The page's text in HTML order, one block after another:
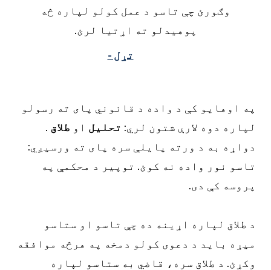
وګورئ چې تاسو د عمل کولو لپاره څه
پوهیدلو ته اړتیا لرئ.
تړل -
په اوهایو کې د واده د قانوني پای ته رسولو
لپاره دوه لارې شتون لري:تحلیلاو طلاق.
دواړه به د ورته پایلې سره پای ته ورسیږي:
تاسو نور واده نه کوئ. توپیر د محکمې په
پروسه کې دی.
د طلاق لپاره اړینه ده چې تاسو او ستاسو
میړه باید د دعوی کولو دمخه په هرڅه موافقه
وکړئ. د طلاق سره، قاضي به ستاسو لپاره